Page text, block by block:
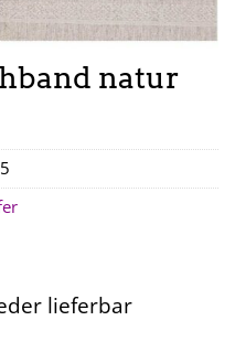
natur
lieferbar